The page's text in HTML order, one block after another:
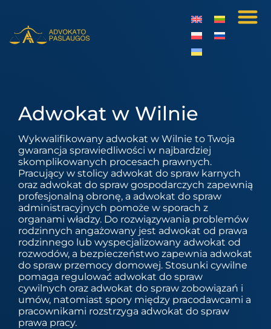
Adwokat w Wilnie
Wykwalifikowany adwokat w Wilnie to Twoja
gwarancja sprawiedliwości w najbardziej
skomplikowanych procesach prawnych.
Pracujący w stolicy adwokat do spraw karnych
oraz adwokat do spraw gospodarczych zapewnią
profesjonalną obronę, a adwokat do spraw
administracyjnych pomoże w sporach z
organami władzy. Do rozwiązywania problemów
rodzinnych angażowany jest adwokat od prawa
rodzinnego lub wyspecjalizowany adwokat od
rozwodów, a bezpieczeństwo zapewnia adwokat
do spraw przemocy domowej. Stosunki cywilne
pomaga regulować adwokat do spraw
cywilnych oraz adwokat do spraw zobowiązań i
umów, natomiast spory między pracodawcami a
pracownikami rozstrzyga adwokat do spraw
prawa pracy.